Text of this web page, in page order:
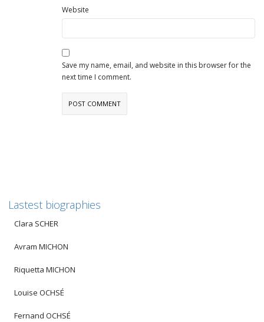
Website
Save my name, email, and website in this browser for the
next time I comment.
Lastest biographies
Clara SCHER
Avram MICHON
Riquetta MICHON
Louise OCHSÉ
Fernand OCHSÉ